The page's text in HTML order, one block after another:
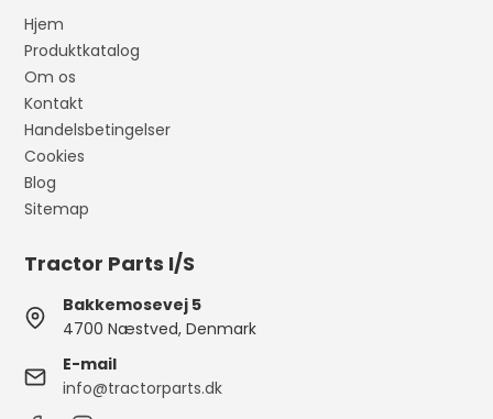
Hjem
Produktkatalog
Om os
Kontakt
Handelsbetingelser
Cookies
Blog
Sitemap
Tractor Parts I/S
Bakkemosevej 5
4700 Næstved, Denmark
E-mail
info@tractorparts.dk